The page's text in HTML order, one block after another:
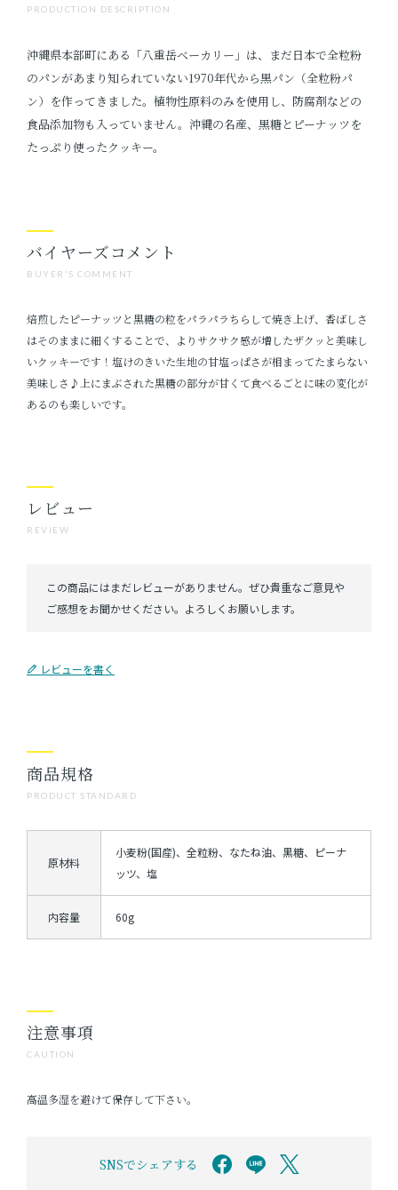
PRODUCTION DESCRIPTION
沖縄県本部町にある「八重岳ベーカリー」は、まだ日本で全粒粉
のパンがあまり知られていない1970年代から黒パン（全粒粉パ
ン）を作ってきました。植物性原料のみを使用し、防腐剤などの
食品添加物も入っていません。沖縄の名産、黒糖とピーナッツを
たっぷり使ったクッキー。
BUYER'S COMMENT
バイヤーズコメント
焙煎したピーナッツと黒糖の粒をパラパラちらして焼き上げ、香ばしさ
はそのままに細くすることで、よりサクサク感が増したザクッと美味し
いクッキーです！塩けのきいた生地の甘塩っぱさが相まってたまらない
美味しさ♪上にまぶされた黒糖の部分が甘くて食べるごとに味の変化が
あるのも楽しいです。
REVIEW
レビュー
レビューを書く
PRODUCT STANDARD
商品規格
原材料
小麦粉(国産)、全粒粉、なたね油、黒糖、ピーナ
ッツ、塩
内容量 60g
CAUTION
注意事項
高温多湿を避けて保存して下さい。
SNSでシェアする